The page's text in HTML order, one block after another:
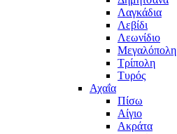
Λαγκάδια
Λεβίδι
Λεωνίδιο
Μεγαλόπολη
Τρίπολη
Τυρός
Αχαΐα
Πίσω
Αίγιο
Ακράτα